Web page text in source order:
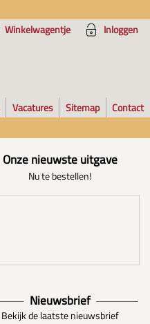
Winkelwagentje Inloggen
Vacatures Sitemap Contact
Onze nieuwste uitgave
Nu te bestellen!
Nieuwsbrief
Bekijk de laatste nieuwsbrief